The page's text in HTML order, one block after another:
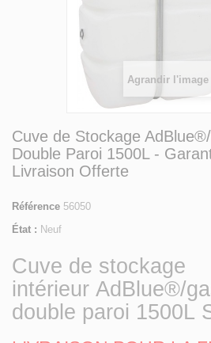
Agrandir l'image
Cuve de Stockage
Double Paroi 1500L -
Livraison Offerte
Référence 56050
État : Neuf
Cuve de stockage
intérieur AdBlue®/
double paroi 1500L